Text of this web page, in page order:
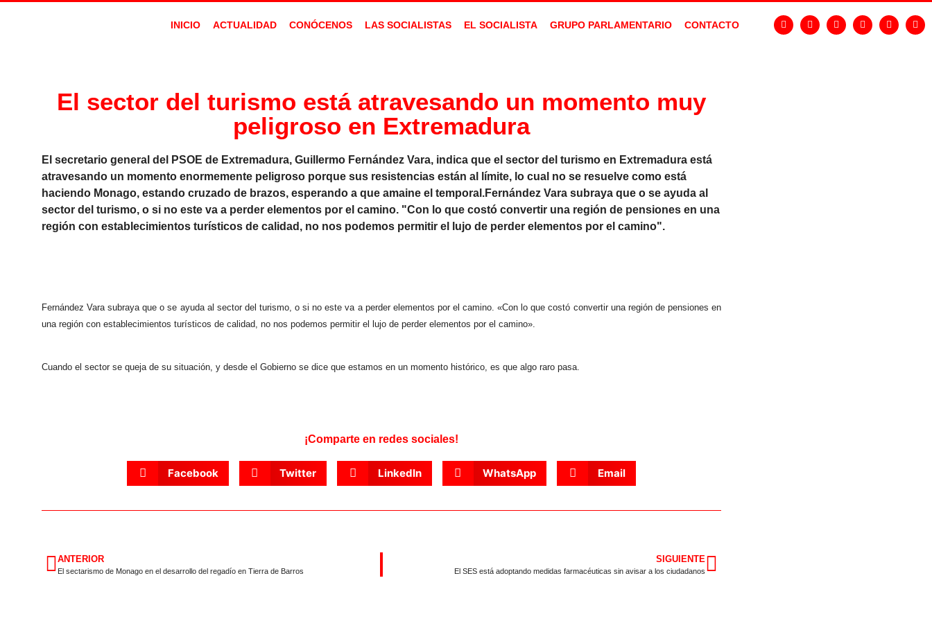
INICIO ACTUALIDAD CONÓCENOS LAS SOCIALISTAS EL SOCIALISTA GRUPO PARLAMENTARIO CONTACTO
El sector del turismo está atravesando un momento muy
peligroso en Extremadura
El secretario general del PSOE de Extremadura, Guillermo Fernández Vara, indica que el sector del turismo en Extremadura está
atravesando un momento enormemente peligroso porque sus resistencias están al límite, lo cual no se resuelve como está
haciendo Monago, estando cruzado de brazos, esperando a que amaine el temporal.Fernández Vara subraya que o se ayuda al
sector del turismo, o si no este va a perder elementos por el camino. "Con lo que costó convertir una región de pensiones en una
región con establecimientos turísticos de calidad, no nos podemos permitir el lujo de perder elementos por el camino".
Fernández Vara subraya que o se ayuda al sector del turismo, o si no este va a perder elementos por el camino. «Con lo que costó convertir una región de pensiones en
una región con establecimientos turísticos de calidad, no nos podemos permitir el lujo de perder elementos por el camino».
Cuando el sector se queja de su situación, y desde el Gobierno se dice que estamos en un momento histórico, es que algo raro pasa.
¡Comparte en redes sociales!
Facebook Twitter LinkedIn WhatsApp Email
ANTERIOR
El sectarismo de Monago en el desarrollo del regadío en Tierra de Barros
SIGUIENTE
El SES está adoptando medidas farmacéuticas sin avisar a los ciudadanos